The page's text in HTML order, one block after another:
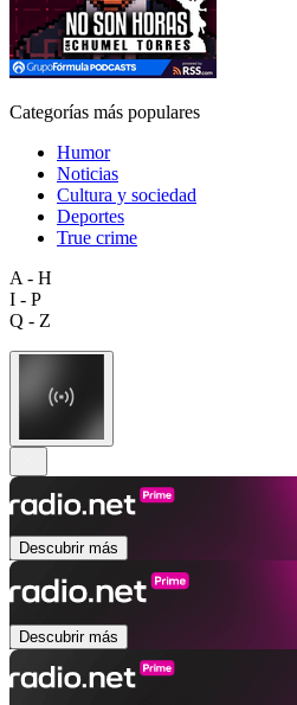
Categorías más populares
Humor
Noticias
Cultura y sociedad
Deportes
True crime
A - H
I - P
Q - Z
Descubrir más
Descubrir más